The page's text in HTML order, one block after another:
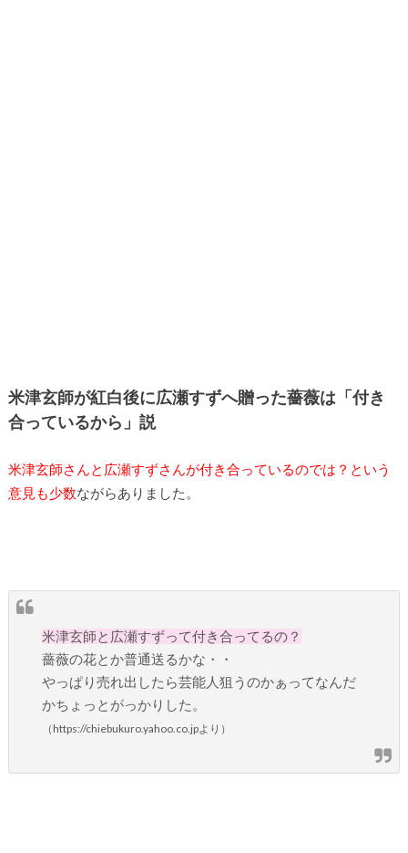
米津玄師が紅白後に広瀬すずへ贈った薔薇は「付き
合っているから」説
米津玄師さんと広瀬すずさんが付き合っているのでは？という
意見も少数ながらありました。
米津玄師と広瀬すずって付き合ってるの？
薔薇の花とか普通送るかな・・
やっぱり売れ出したら芸能人狙うのかぁってなんだ
かちょっとがっかりした。
（https://chiebukuro.yahoo.co.jpより）